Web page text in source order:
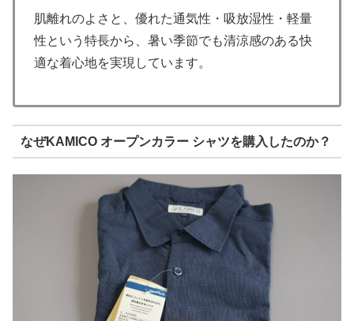
肌離れのよさと、優れた通気性・吸放湿性・軽量
性という特長から、暑い季節でも清涼感のある快
適な着心地を実現しています。
なぜKAMICO オープンカラー シャツを購入したのか？